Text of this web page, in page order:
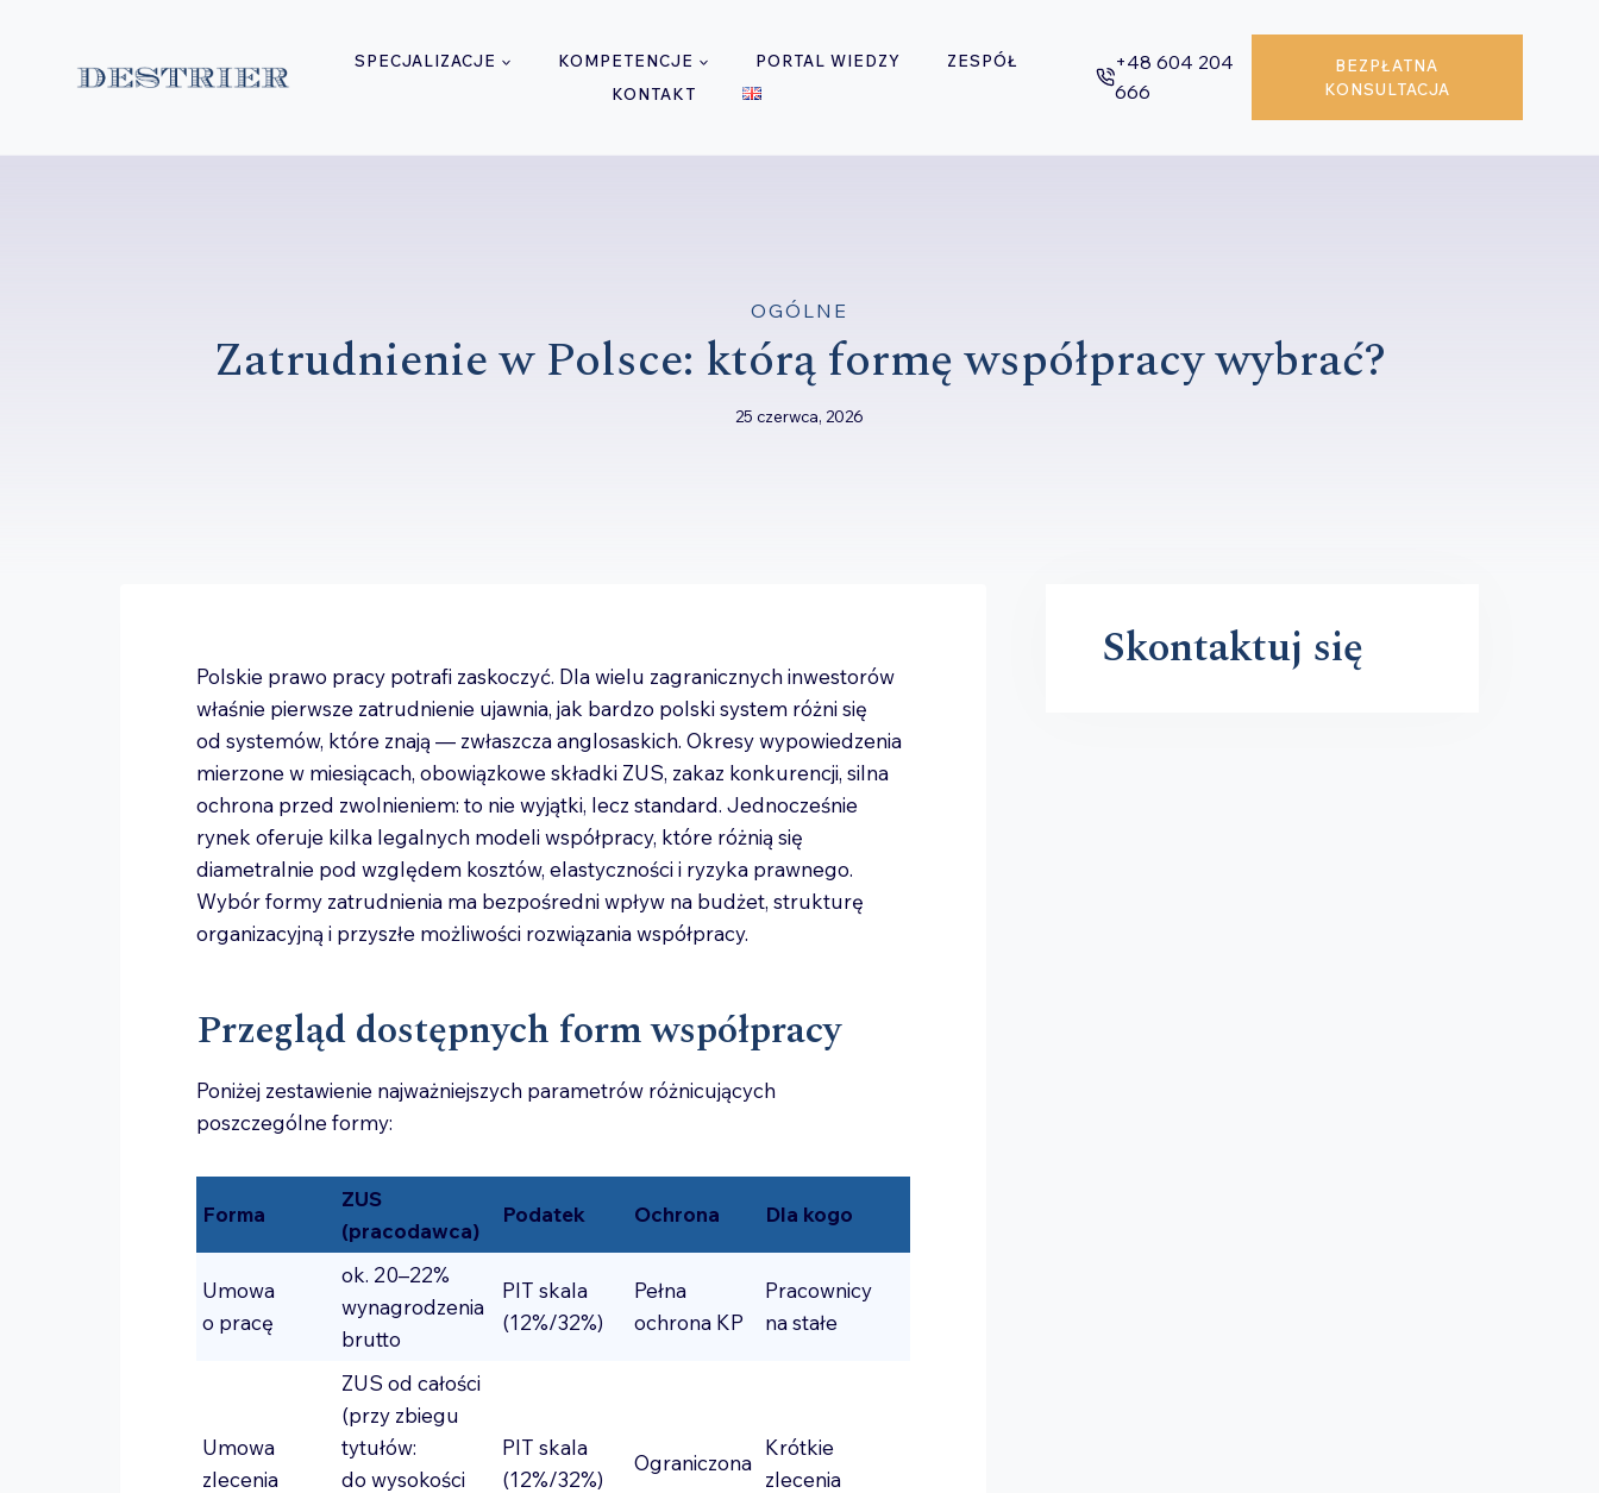
SPECJALIZACJE KOMPETENCJE PORTAL WIEDZY
ZESPÓŁ
KONTAKT
+48 604 204
666
BEZPŁATNA
KONSULTACJA
OGÓLNE
Zatrudnienie w Polsce: którą formę współpracy wybrać?
25 czerwca, 2026
Polskie prawo pracy potrafi zaskoczyć. Dla wielu zagranicznych inwestorów
właśnie pierwsze zatrudnienie ujawnia, jak bardzo polski system różni się
od systemów, które znają — zwłaszcza anglosaskich. Okresy wypowiedzenia
mierzone w miesiącach, obowiązkowe składki ZUS, zakaz konkurencji, silna
ochrona przed zwolnieniem: to nie wyjątki, lecz standard. Jednocześnie
rynek oferuje kilka legalnych modeli współpracy, które różnią się
diametralnie pod względem kosztów, elastyczności i ryzyka prawnego.
Wybór formy zatrudnienia ma bezpośredni wpływ na budżet, strukturę
organizacyjną i przyszłe możliwości rozwiązania współpracy.
Przegląd dostępnych form współpracy
Poniżej zestawienie najważniejszych parametrów różnicujących
poszczególne formy:
Forma
ZUS
(pracodawca)
Podatek Ochrona Dla kogo
Umowa
o pracę
ok. 20–22%
wynagrodzenia
brutto
PIT skala
(12%/32%)
Pełna
ochrona KP
Pracownicy
na stałe
Umowa
zlecenia
ZUS od całości
(przy zbiegu
tytułów:
do wysokości
PIT skala
(12%/32%)
Ograniczona
Krótkie
zlecenia
Skontaktuj się